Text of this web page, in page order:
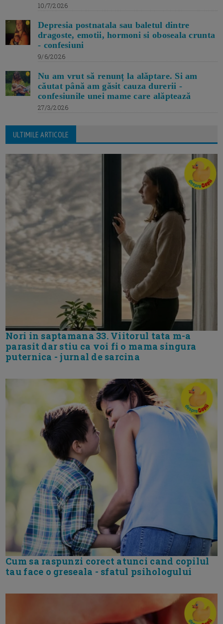
10/7/2026
Depresia postnatala sau baletul dintre
dragoste, emotii, hormoni si oboseala crunta
- confesiuni
9/6/2026
Nu am vrut să renunț la alăptare. Si am
căutat până am găsit cauza durerii -
confesiunile unei mame care alăptează
27/3/2026
ULTIMILE ARTICOLE
Nori in saptamana 33. Viitorul tata m-a
parasit dar stiu ca voi fi o mama singura
puternica - jurnal de sarcina
Cum sa raspunzi corect atunci cand copilul
tau face o greseala - sfatul psihologului